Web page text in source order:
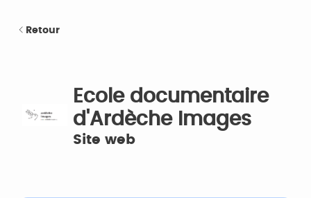
Retour
Ecole documentaire
d'Ardèche Images
Site web